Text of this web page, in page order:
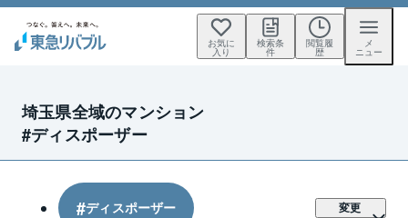
お気に
入り
検索条
件
閲覧履
歴
メ
ニュー
埼玉県全域のマンション
#ディスポーザー
ディスポーザー 変更